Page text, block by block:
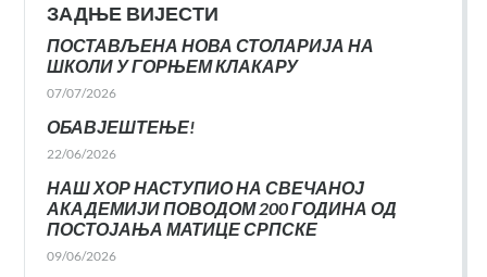
ЗАДЊЕ ВИЈЕСТИ
ПОСТАВЉЕНА НОВА СТОЛАРИЈА НА
ШКОЛИ У ГОРЊЕМ КЛАКАРУ
07/07/2026
ОБАВЈЕШТЕЊЕ!
22/06/2026
НАШ ХОР НАСТУПИО НА СВЕЧАНОЈ
АКАДЕМИЈИ ПОВОДОМ 200 ГОДИНА ОД
ПОСТОЈАЊА МАТИЦЕ СРПСКЕ
09/06/2026